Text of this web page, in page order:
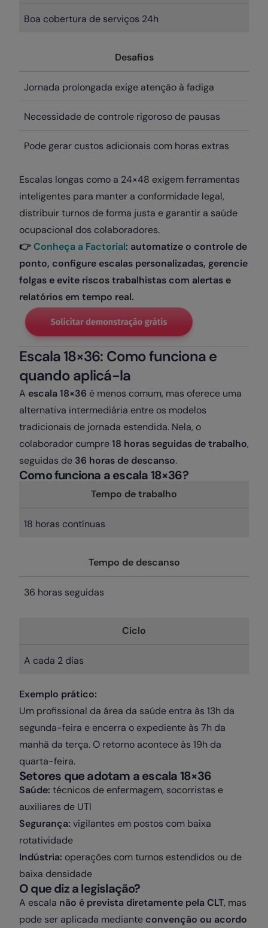
Boa cobertura de serviços 24h
Desafios
Jornada prolongada exige atenção à fadiga
Necessidade de controle rigoroso de pausas
Pode gerar custos adicionais com horas extras
Escalas longas como a 24×48 exigem ferramentas
inteligentes para manter a conformidade legal,
distribuir turnos de forma justa e garantir a saúde
ocupacional dos colaboradores.
👉Conheça a Factorial: automatize o controle de
ponto, configure escalas personalizadas, gerencie
folgas e evite riscos trabalhistas com alertas e
relatórios em tempo real.
Escala 18×36: Como funciona e
quando aplicá-la
A escala 18×36 é menos comum, mas oferece uma
alternativa intermediária entre os modelos
tradicionais de jornada estendida. Nela, o
colaborador cumpre18 horas seguidas de trabalho,
seguidas de 36 horas de descanso.
Como funciona a escala 18×36?
Tempo de trabalho
18 horas contínuas
Tempo de descanso
36 horas seguidas
Ciclo
A cada 2 dias
Exemplo prático:
Um profissional da área da saúde entra às 13h da
segunda-feira e encerra o expediente às 7h da
manhã da terça. O retorno acontece às 19h da
quarta-feira.
Setores que adotam a escala 18×36
Saúde: técnicos de enfermagem, socorristas e
auxiliares de UTI
Segurança: vigilantes em postos com baixa
rotatividade
Indústria: operações com turnos estendidos ou de
baixa densidade
O que diz a legislação?
A escala não é prevista diretamente pela CLT, mas
pode ser aplicada mediante convenção ou acordo